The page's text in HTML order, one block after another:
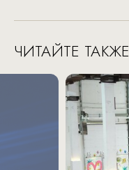
ЧИТАЙТЕ ТАКЖЕ